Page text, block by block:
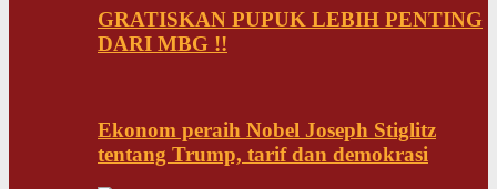
GRATISKAN PUPUK LEBIH PENTING
DARI MBG !!
Ekonom peraih Nobel Joseph Stiglitz
tentang Trump, tarif dan demokrasi